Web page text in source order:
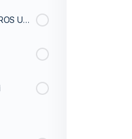
MIGRAÇÃO DE LEADS PARA OUTROS USUÁRIOS